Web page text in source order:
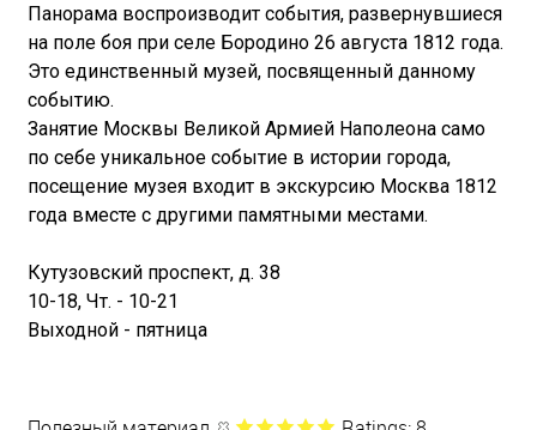
Панорама воспроизводит события, развернувшиеся
на поле боя при селе Бородино 26 августа 1812 года.
Это единственный музей, посвященный данному
событию.
Занятие Москвы Великой Армией Наполеона само
по себе уникальное событие в истории города,
посещение музея входит в экскурсию Москва 1812
года вместе с другими памятными местами.
Кутузовский проспект, д. 38
10-18, Чт. - 10-21
Выходной - пятница